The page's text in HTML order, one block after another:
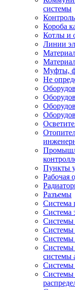
системы
Короба
Котлы и
Линии
Муфты,
Не
Пункты
Рабочая
Разъемы
Система
Система
Системы
Системы
Системы
Системы
системы
Системы
Системы